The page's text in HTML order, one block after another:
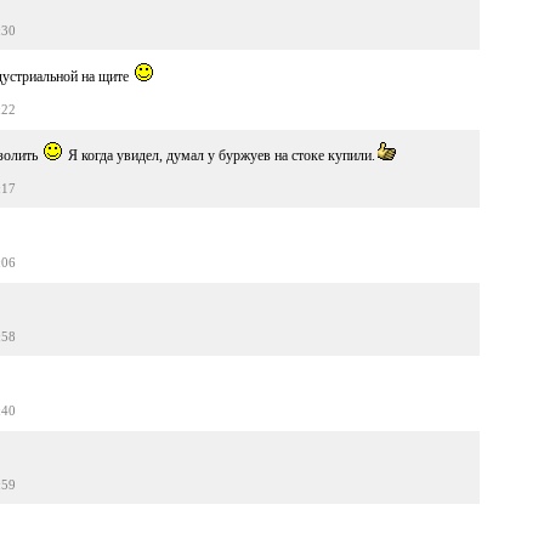
на щите
Я когда увидел, думал у буржуев на стоке купили.